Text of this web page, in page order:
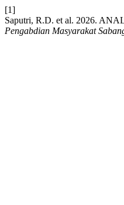
[1]
Saputri, R.D. et al. 2026.
Pengabdian Masyarakat